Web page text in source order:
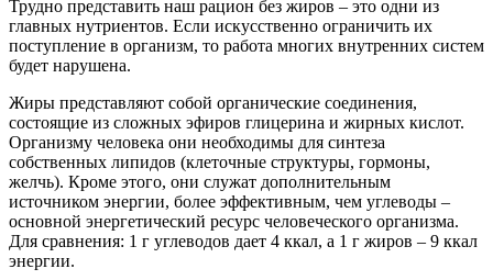
Трудно представить наш рацион без жиров – это одни из
главных нутриентов. Если искусственно ограничить их
поступление в организм, то работа многих внутренних систем
будет нарушена.
Жиры представляют собой органические соединения,
состоящие из сложных эфиров глицерина и жирных кислот.
Организму человека они необходимы для синтеза
собственных липидов (клеточные структуры, гормоны,
желчь). Кроме этого, они служат дополнительным
источником энергии, более эффективным, чем углеводы –
основной энергетический ресурс человеческого организма.
Для сравнения: 1 г углеводов дает 4 ккал, а 1 г жиров – 9 ккал
энергии.